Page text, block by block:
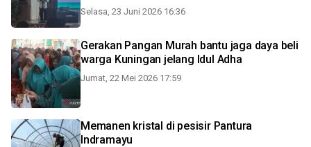
Selasa, 23 Juni 2026 16:36
Gerakan Pangan Murah bantu jaga daya beli
warga Kuningan jelang Idul Adha
Jumat, 22 Mei 2026 17:59
Memanen kristal di pesisir Pantura
Indramayu